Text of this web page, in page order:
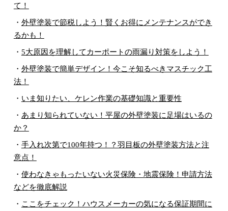
て！
・ 外壁塗装で節税しよう！賢くお得にメンテナンスができ
るかも！
・ 5大原因を理解してカーポートの雨漏り対策をしよう！
・ 外壁塗装で簡単デザイン！今こそ知るべきマスチック工
法！
・ いま知りたい、ケレン作業の基礎知識と重要性
・ あまり知られていない！平屋の外壁塗装に足場はいるの
か？
・ 手入れ次第で100年持つ！？羽目板の外壁塗装方法と注
意点！
・ 使わなきゃもったいない火災保険・地震保険！申請方法
などを徹底解説
・ ここをチェック！ハウスメーカーの気になる保証期間に